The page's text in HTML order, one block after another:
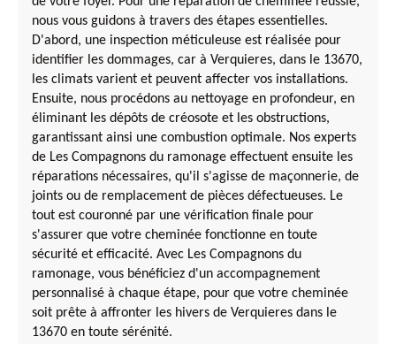
nous vous guidons à travers des étapes essentielles.
D'abord, une inspection méticuleuse est réalisée pour
identifier les dommages, car à Verquieres, dans le 13670,
les climats varient et peuvent affecter vos installations.
Ensuite, nous procédons au nettoyage en profondeur, en
éliminant les dépôts de créosote et les obstructions,
garantissant ainsi une combustion optimale. Nos experts
de Les Compagnons du ramonage effectuent ensuite les
réparations nécessaires, qu'il s'agisse de maçonnerie, de
joints ou de remplacement de pièces défectueuses. Le
tout est couronné par une vérification finale pour
s'assurer que votre cheminée fonctionne en toute
sécurité et efficacité. Avec Les Compagnons du
ramonage, vous bénéficiez d'un accompagnement
personnalisé à chaque étape, pour que votre cheminée
soit prête à affronter les hivers de Verquieres dans le
13670 en toute sérénité.